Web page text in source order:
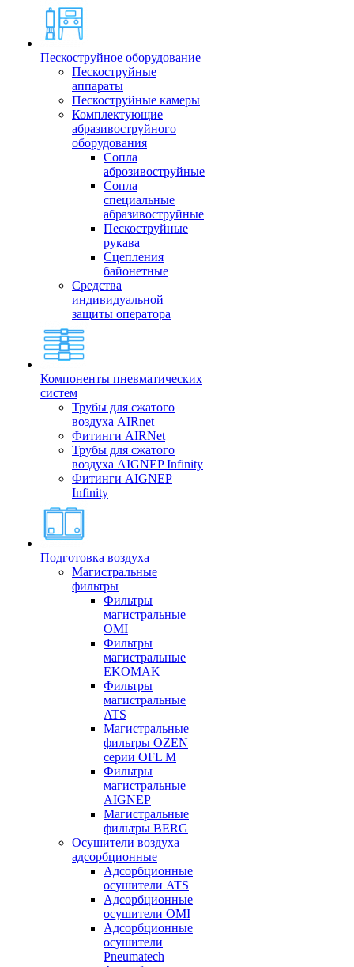
Пескоструйное оборудование
Пескоструйные
аппараты
Пескоструйные камеры
Комплектующие
абразивоструйного
оборудования
Сопла
аброзивоструйные
Сопла
специальные
абразивоструйные
Пескоструйные
рукава
Сцепления
байонетные
Средства
индивидуальной
защиты оператора
Компоненты пневматических
систем
Трубы для сжатого
воздуха AIRnet
Фитинги AIRNet
Трубы для сжатого
воздуха AIGNEP Infinity
Фитинги AIGNEP
Infinity
Подготовка воздуха
Магистральные
фильтры
Фильтры
магистральные
OMI
Фильтры
магистральные
EKOMAK
Фильтры
магистральные
ATS
Магистральные
фильтры OZEN
серии OFL M
Фильтры
магистральные
AIGNEP
Магистральные
фильтры BERG
Осушители воздуха
адсорбционные
Адсорбционные
осушители ATS
Адсорбционные
осушители OMI
Адсорбционные
осушители
Pneumatech